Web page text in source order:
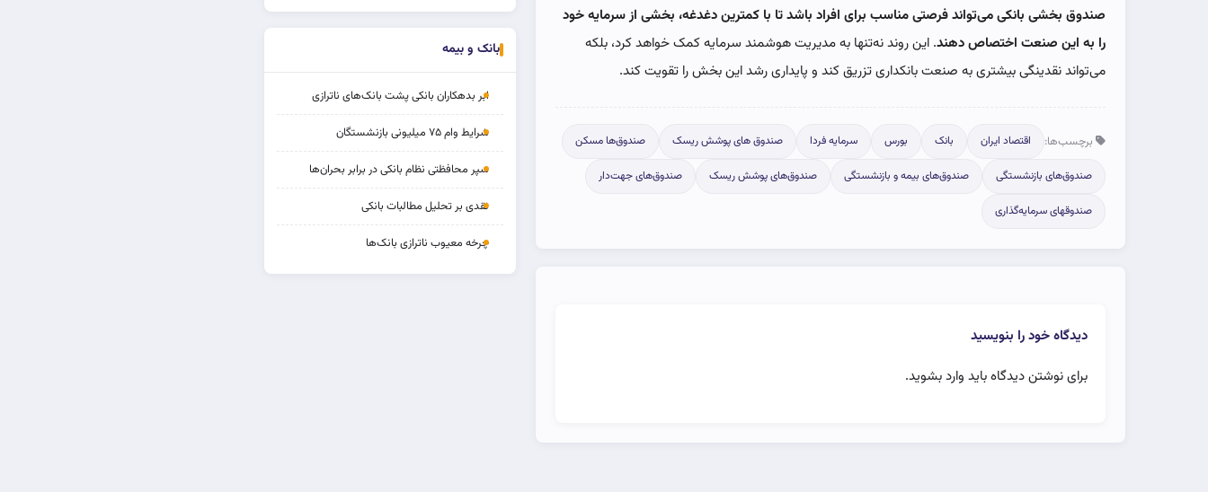
صندوق بخشی بانکی می‌تواند فرصتی مناسب برای افراد باشد تا با کمترین دغدغه، بخشی از سرمایه خود
را به این صنعت اختصاص دهند. این روند نه‌تنها به مدیریت هوشمند سرمایه کمک خواهد کرد، بلکه
می‌تواند نقدینگی بیشتری به صنعت بانکداری تزریق کند و پایداری رشد این بخش را تقویت کند.
برچسب‌ها: اقتصاد ایران بانک بورس سرمایه فردا صندوق‌ های پوشش ریسک صندوق‌ها مسکن
صندوق‌های بازنشستگی صندوق‌های بیمه و بازنشستگی صندوق‌های پوشش ریسک صندوق‌های جهت‌دار
صندوقهای سرمایه‌گذاری
دیدگاه خود را بنویسید
برای نوشتن دیدگاه باید وارد بشوید.
بانک و بیمه
ابر بدهکاران بانکی پشت بانک‌های ناترازی
شرایط وام ۷۵ میلیونی بازنشستگان
سپر محافظتی نظام بانکی در برابر بحران‌ها
نقدی بر تحلیل مطالبات بانکی
چرخه‌ معیوب ناترازی بانک‌ها